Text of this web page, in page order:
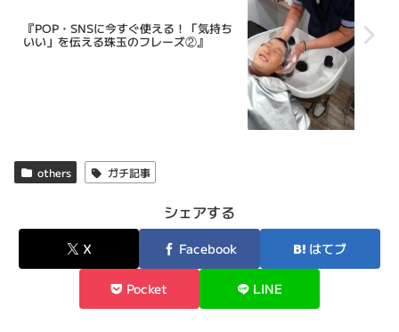
『POP・SNSに今すぐ使える！「気持ち
いい」を伝える珠玉のフレーズ②』
others ガチ記事
シェアする
X Facebook はてブ
Pocket LINE